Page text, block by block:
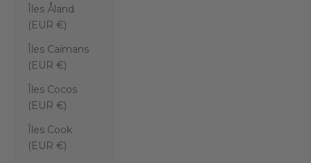
Îles Åland
(EUR €)
Îles Caïmans
(EUR €)
Îles Cocos
(EUR €)
Îles Cook
(EUR €)